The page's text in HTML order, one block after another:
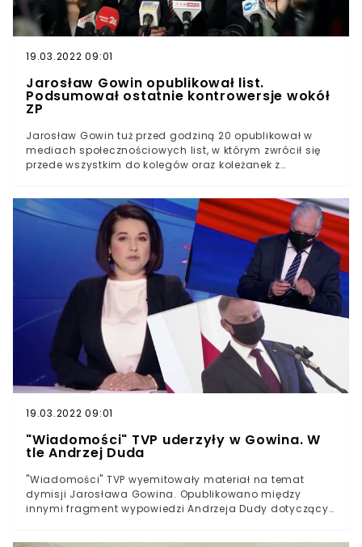
19.03.2022 09:01
Jarosław Gowin opublikował list.
Podsumował ostatnie kontrowersje wokół
ZP
Jarosław Gowin tuż przed godziną 20 opublikował w
mediach społecznościowych list, w którym zwrócił się
przede wszystkim do kolegów oraz koleżanek z
Nie szczędził przy tym Prawu i Sprawiedliwości gorzkich
słów.Na oficjalnej stronie Porozumienia opublikowano
list, który prezes ugrupowania udostępnił również na
Twitterze, zachęcając do lektury.
19.03.2022 09:01
"Wiadomości" TVP uderzyły w Gowina. W
tle Andrzej Duda
"Wiadomości" TVP wyemitowały materiał na temat
dymisji Jarosława Gowina. Opublikowano między
innymi fragment wypowiedzi Andrzeja Dudy dotyczący